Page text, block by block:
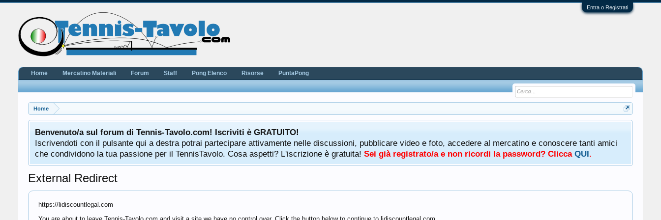
Entra o Registrati
Home
Benvenuto/a sul forum di Tennis-Tavolo.com! Iscriviti è GRATUITO!
Iscrivendoti con il pulsante qui a destra potrai partecipare attivamente nelle discussioni, pubblicare video e foto, accedere al mercatino e conoscere tanti amici
che condividono la tua passione per il TennisTavolo. Cosa aspetti? L'iscrizione è gratuita! Sei già registrato/a e non ricordi la password? Clicca QUI.
External Redirect
https://lidiscountlegal.com
Home Mercatino Materiali Forum Staff Pong Elenco Risorse PuntaPong